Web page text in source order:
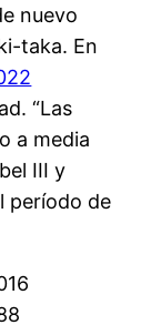
nuevo
taka. En
“Las
a media
III y
período de